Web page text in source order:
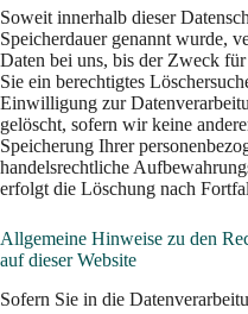
Soweit innerhalb dieser
Speicherdauer genannt wurde,
Daten bei uns, bis der Zweck
Sie ein berechtigtes
Einwilligung zur
gelöscht, sofern wir keine
Speicherung Ihrer
handelsrechtliche
erfolgt die Löschung nach
Allgemeine Hinweise zu den
auf dieser Website
Sofern Sie in die